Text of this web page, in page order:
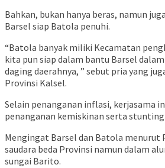
Bahkan, bukan hanya beras, namun
Barsel siap Batola penuhi.
“Batola banyak miliki Kecamatan
kita pun siap dalam bantu Barsel
daging daerahnya, ” sebut pria yang
Provinsi Kalsel.
Selain penanganan inflasi, kerjasama
penanganan kemiskinan serta stunting.
Mengingat Barsel dan Batola menurut
saudara beda Provinsi namun dalam
sungai Barito.